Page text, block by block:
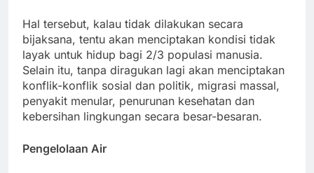
Hal tersebut, kalau tidak dilakukan secara
bijaksana, tentu akan menciptakan kondisi tidak
layak untuk hidup bagi 2/3 populasi manusia.
Selain itu, tanpa diragukan lagi akan menciptakan
konflik-konflik sosial dan politik, migrasi massal,
penyakit menular, penurunan kesehatan dan
kebersihan lingkungan secara besar-besaran.
Pengelolaan Air